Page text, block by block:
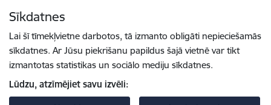
Sīkdatnes
Lai šī tīmekļvietne darbotos, tā izmanto obligāti nepieciešamās
sīkdatnes. Ar Jūsu piekrišanu papildus šajā vietnē var tikt
izmantotas statistikas un sociālo mediju sīkdatnes.
Lūdzu, atzīmējiet savu izvēli: